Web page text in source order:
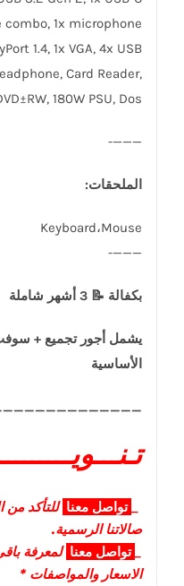
combo, 1x microphone
1.4, 1x VGA, 4x USB
Card Reader,
180W PSU, Dos
———-
الملحقات:
Keyboard،Mouse
———-
بكفالة 📝 3 أشهر شاملة
يشمل أجور تجميع +
الأساسية
تواصل معنا للتأكد من
صالاتنا الرسمية.
تواصل معنا لمعرفة
الاسعار والمواصفات *